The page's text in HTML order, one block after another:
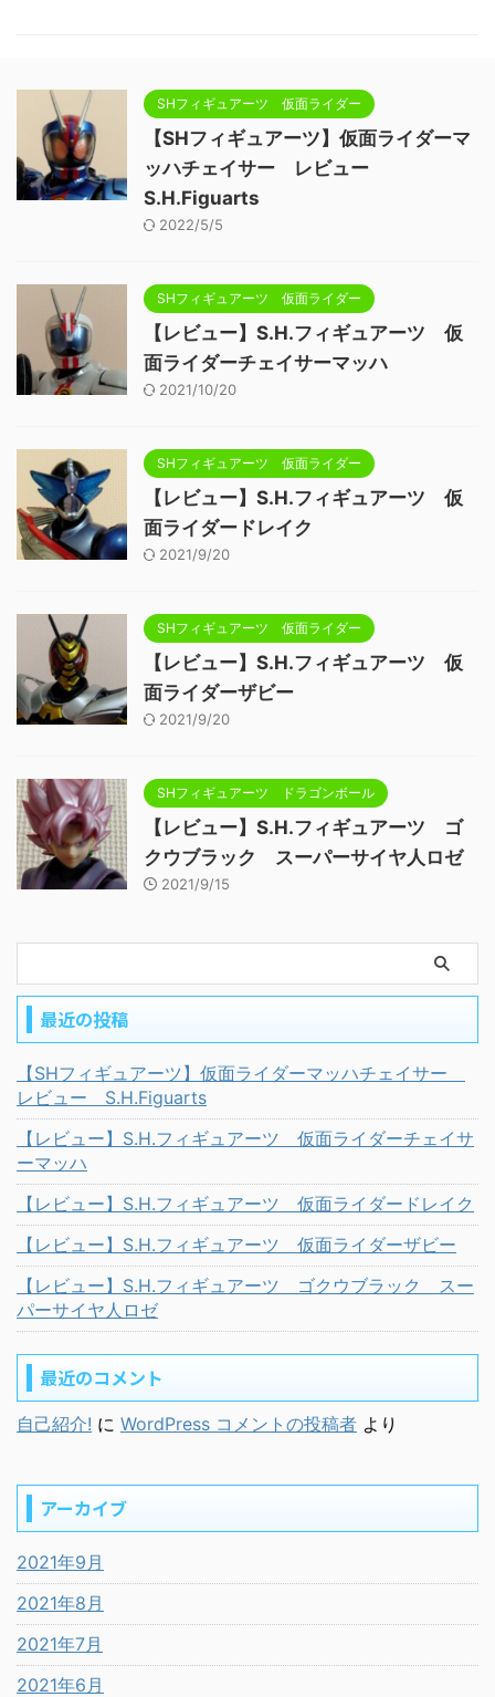
SHフィギュアーツ 仮面ライダー
【SHフィギュアーツ】仮面ライダーマ
ッハチェイサー レビュー
S.H.Figuarts
2022/5/5
SHフィギュアーツ 仮面ライダー
【レビュー】S.H.フィギュアーツ 仮
面ライダーチェイサーマッハ
2021/10/20
SHフィギュアーツ 仮面ライダー
【レビュー】S.H.フィギュアーツ 仮
面ライダードレイク
2021/9/20
SHフィギュアーツ 仮面ライダー
【レビュー】S.H.フィギュアーツ 仮
面ライダーザビー
2021/9/20
SHフィギュアーツ ドラゴンボール
【レビュー】S.H.フィギュアーツ ゴ
クウブラック スーパーサイヤ人ロゼ
2021/9/15
最近の投稿
【SHフィギュアーツ】仮面ライダーマッハチェイサー
レビュー S.H.Figuarts
【レビュー】S.H.フィギュアーツ 仮面ライダーチェイサ
ーマッハ
【レビュー】S.H.フィギュアーツ 仮面ライダードレイク
【レビュー】S.H.フィギュアーツ 仮面ライダーザビー
【レビュー】S.H.フィギュアーツ ゴクウブラック スー
パーサイヤ人ロゼ
最近のコメント
自己紹介! に WordPress コメントの投稿者 より
アーカイブ
2021年9月
2021年8月
2021年7月
2021年6月